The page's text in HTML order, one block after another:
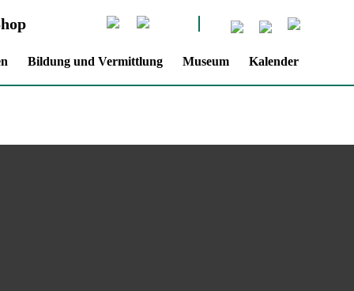
Bildung und Vermittlung Museum Kalender